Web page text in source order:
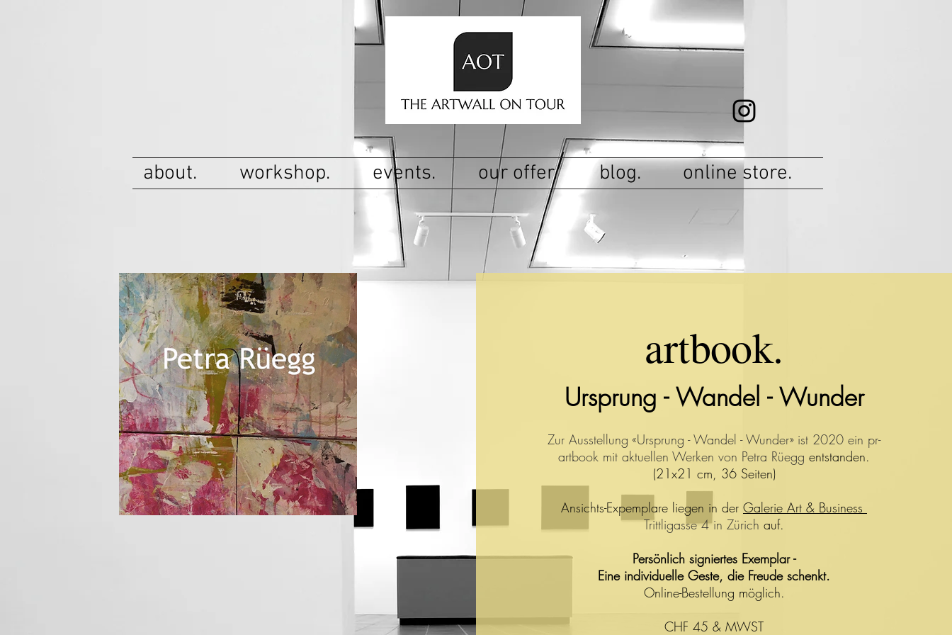
about. workshop. events. our offer. blog. online store.
artbook.
Ursprung - Wandel - Wunder
Zur Ausstellung «Ursprung - Wandel - Wunder» ist 2020 ein pr-
artbook mit aktuellen Werken von Petra Rüegg entstanden.
(21x21 cm, 36 Seiten)
Ansichts-Expemplare liegen in der Galerie Art & Business
Trittligasse 4 in Zürich auf.
Persönlich signiertes Exemplar -
Eine individuelle Geste, die Freude schenkt.
Online-Bestellung möglich.
CHF 45 & MWST